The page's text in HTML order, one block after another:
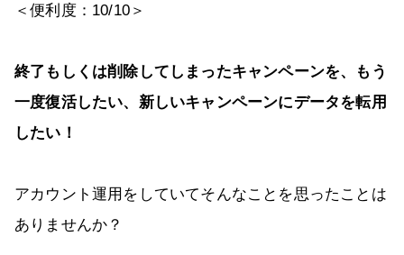
＜便利度：10/10＞
終了もしくは削除してしまったキャンペーンを、もう
一度復活したい、新しいキャンペーンにデータを転用
したい！
アカウント運用をしていてそんなことを思ったことは
ありませんか？